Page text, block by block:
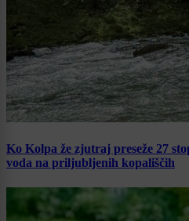
Ko Kolpa že zjutraj preseže 27
voda na priljubljenih kopališčih